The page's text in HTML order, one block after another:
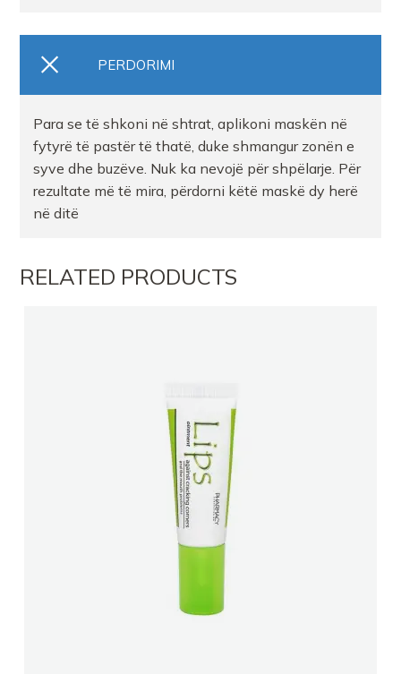
PERDORIMI
Para se të shkoni në shtrat, aplikoni maskën në
fytyrë të pastër të thatë, duke shmangur zonën e
syve dhe buzëve. Nuk ka nevojë për shpëlarje. Për
rezultate më të mira, përdorni këtë maskë dy herë
në ditë
RELATED PRODUCTS